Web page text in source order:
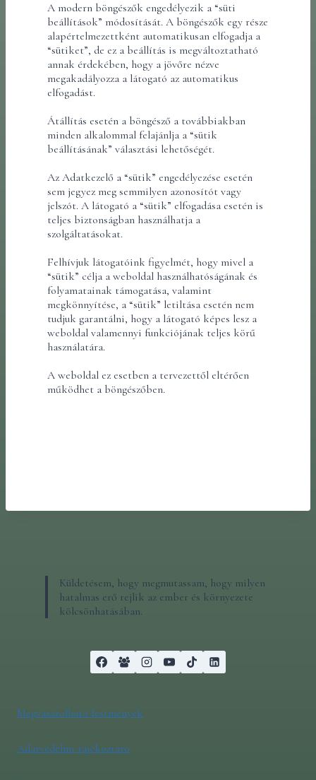
A modern böngészők engedélyezik a “süti
beállítások” módosítását. A böngészők egy része
alapértelmezettként automatikusan elfogadja a
“sütiket”, de ez a beállítás is megváltoztatható
annak érdekében, hogy a jövőre nézve
megakadályozza a látogató az automatikus
elfogadást.
Átállítás esetén a böngésző a továbbiakban
minden alkalommal felajánlja a “sütik
beállításának” választási lehetőségét.
Az Adatkezelő a “sütik” engedélyezése esetén
sem jegyez meg semmilyen azonosítót vagy
jelszót. A látogató a “sütik” elfogadása esetén is
teljes biztonságban használhatja a
szolgáltatásokat.
Felhívjuk látogatóink figyelmét, hogy mivel a
“sütik” célja a weboldal használhatóságának és
folyamatainak támogatása, valamint
megkönnyítése, a “sütik” letiltása esetén nem
tudjuk garantálni, hogy a látogató képes lesz a
weboldal valamennyi funkciójának teljes körű
használatára.
A weboldal ez esetben a tervezettől eltérően
működhet a böngészőben.
Küldetésem, hogy megmutassam, hogy milyen
hatalmas erő rejlik az ember és környezete
kölcsönhatásában.
Megvásárolható festmények
Adatvédelmi tájékoztató